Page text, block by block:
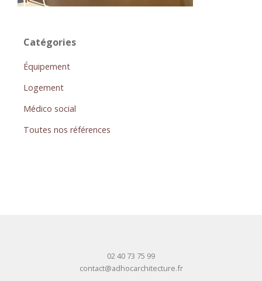
Catégories
Équipement
Logement
Médico social
Toutes nos références
02 40 73 75 99
contact@adhocarchitecture.fr